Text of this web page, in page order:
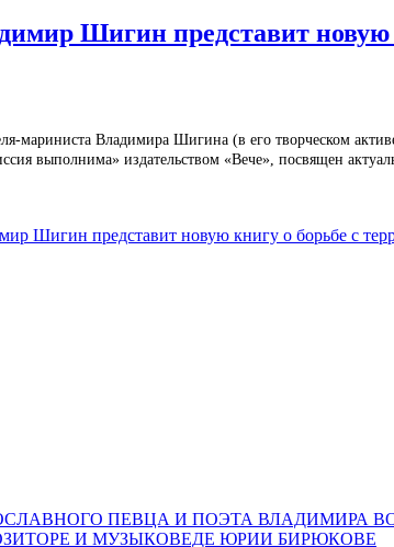
Шигин представит новую
мариниста Владимира Шигина (в его творческом
выполнима» издательством «Вече», посвящен
Шигин представит новую книгу о борьбе с
ПЕВЦА И ПОЭТА ВЛАДИМИРА